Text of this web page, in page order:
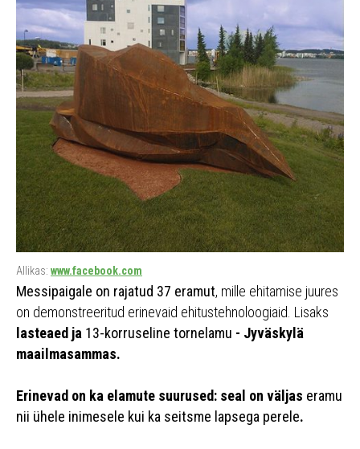
Allikas: www.facebook.com
Messipaigale on rajatud 37 eramut, mille ehitamise juures
on demonstreeritud erinevaid ehitustehnoloogiaid. Lisaks
lasteaed ja 13-korruseline tornelamu - Jyväskylä
maailmasammas.
Erinevad on ka elamute suurused: seal on väljas eramu
nii ühele inimesele kui ka seitsme lapsega perele.